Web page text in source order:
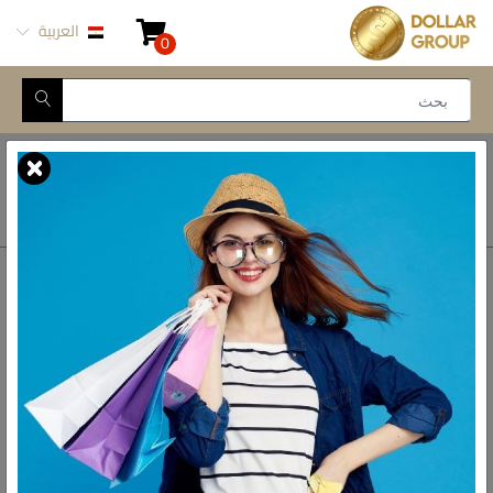
0 العربية
Closed for Maintenance
رواد الادوات المنزلية فى مصر
أتصل بنا
أحصل على الاتجاهات
ش المدينة المنورة -
محور طه حسين, 69 طه
حسين النزهة الجديدة -
القاهرة
الواتس اب
01093777446